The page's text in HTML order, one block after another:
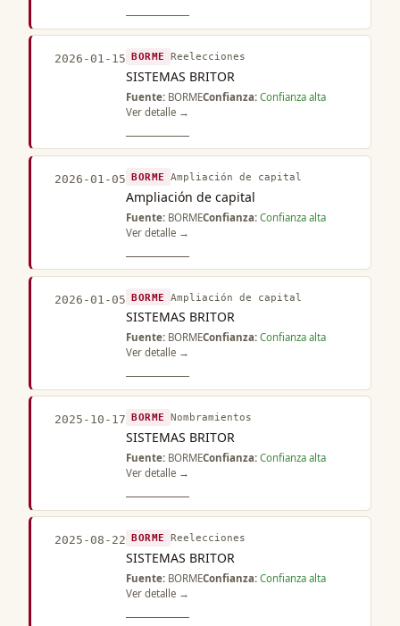
2026-01-15 BORME Reelecciones
SISTEMAS BRITOR
Fuente: BORMEConfianza: Confianza alta
Ver detalle →
2026-01-05 BORME Ampliación de capital
Ampliación de capital
Fuente: BORMEConfianza: Confianza alta
Ver detalle →
2026-01-05 BORME Ampliación de capital
SISTEMAS BRITOR
Fuente: BORMEConfianza: Confianza alta
Ver detalle →
2025-10-17 BORME Nombramientos
SISTEMAS BRITOR
Fuente: BORMEConfianza: Confianza alta
Ver detalle →
2025-08-22 BORME Reelecciones
SISTEMAS BRITOR
Fuente: BORMEConfianza: Confianza alta
Ver detalle →